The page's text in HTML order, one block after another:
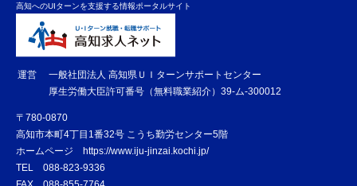
高知へのUIターンを支援する情報ポータルサイト
運営
一般社団法人 高知県ＵＩターンサポートセンター
厚生労働大臣許可番号（無料職業紹介）39-ム-300012
〒780-0870
高知市本町4丁目1番32号 こうち勤労センター5階
ホームページ https://www.iju-jinzai.kochi.jp/
TEL 088-823-9336